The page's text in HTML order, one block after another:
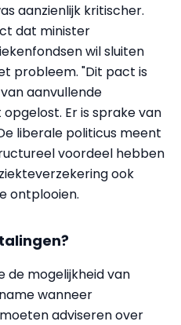
aanzienlijk kritischer.
dat minister
wil sluiten
probleem. "Dit pact is
aanvullende
Er is sprake van
liberale politicus meent
voordeel hebben
ook
ontplooien.
de mogelijkheid van
wanneer
adviseren over